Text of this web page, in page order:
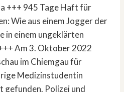
+++ 945 Tage Haft für
Wie aus einem Jogger der
in einem ungeklärten
Am 3. Oktober 2022
im Chiemgau für
Medizinstudentin
gefunden. Polizei und